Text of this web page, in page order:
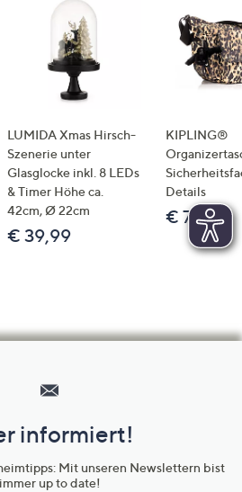
LUMIDA Xmas Hirsch-
Szenerie unter
Glasglocke inkl. 8 LEDs
& Timer Höhe ca.
42cm, Ø 22cm
€ 39,99
KIPLING®
Details
€ 72,99
informiert!
Mit unseren Newslettern bist
up to date!